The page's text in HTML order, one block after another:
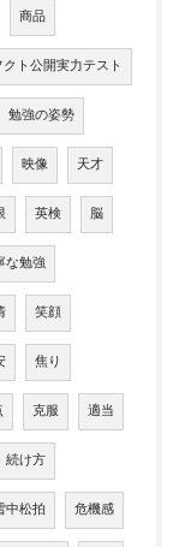
商品
クト公開実力テスト
勉強の姿勢
映像 天才
英検 脳
な勉強
笑顔
焦り
克服 適当
続け方
中松拍 危機感